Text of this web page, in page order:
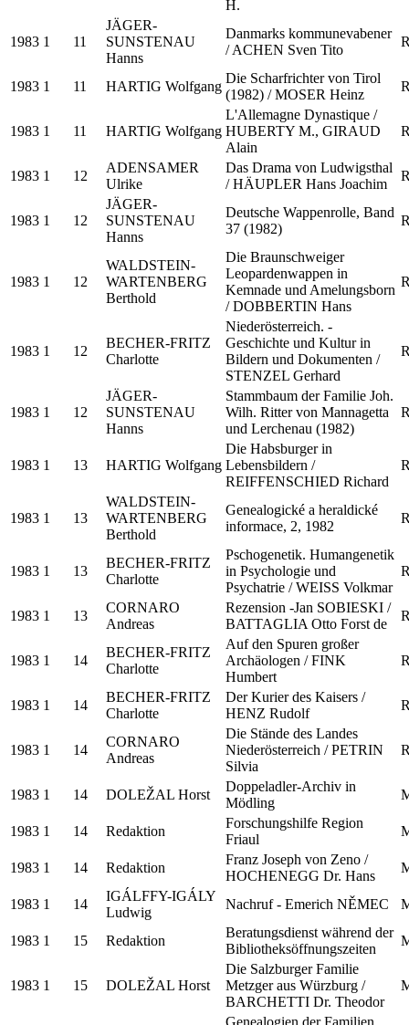
H.
1983 1 11
JÄGER-
SUNSTENAU
Hanns
Danmarks kommunevabener
/ ACHEN Sven Tito
1983 1 11 HARTIG Wolfgang
Die Scharfrichter von Tirol
(1982) / MOSER Heinz
1983 1 11 HARTIG Wolfgang
L'Allemagne Dynastique /
HUBERTY M., GIRAUD
Alain
1983 1 12
ADENSAMER
Ulrike
Das Drama von Ludwigsthal
/ HÄUPLER Hans Joachim
1983 1 12
JÄGER-
SUNSTENAU
Hanns
Deutsche Wappenrolle, Band
37 (1982)
1983 1 12
WALDSTEIN-
WARTENBERG
Berthold
Die Braunschweiger
Leopardenwappen in
Kemnade und Amelungsborn
/ DOBBERTIN Hans
1983 1 12
BECHER-FRITZ
Charlotte
Niederösterreich. -
Geschichte und Kultur in
Bildern und Dokumenten /
STENZEL Gerhard
1983 1 12
JÄGER-
SUNSTENAU
Hanns
Stammbaum der Familie Joh.
Wilh. Ritter von Mannagetta
und Lerchenau (1982)
1983 1 13 HARTIG Wolfgang
Die Habsburger in
Lebensbildern /
REIFFENSCHIED Richard
1983 1 13
WALDSTEIN-
WARTENBERG
Berthold
Genealogické a heraldické
informace, 2, 1982
1983 1 13
BECHER-FRITZ
Charlotte
Pschogenetik. Humangenetik
in Psychologie und
Psychatrie / WEISS Volkmar
1983 1 13
CORNARO
Andreas
Rezension -Jan SOBIESKI /
BATTAGLIA Otto Forst de
1983 1 14
BECHER-FRITZ
Charlotte
Auf den Spuren großer
Archäologen / FINK
Humbert
1983 1 14
BECHER-FRITZ
Charlotte
Der Kurier des Kaisers /
HENZ Rudolf
1983 1 14
CORNARO
Andreas
Die Stände des Landes
Niederösterreich / PETRIN
Silvia
1983 1 14 DOLEŽAL Horst
Doppeladler-Archiv in
Mödling
1983 1 14 Redaktion
Forschungshilfe Region
Friaul
1983 1 14 Redaktion
Franz Joseph von Zeno /
HOCHENEGG Dr. Hans
1983 1 14
IGÁLFFY-IGÁLY
Ludwig
Nachruf - Emerich NĚMEC
1983 1 15 Redaktion
Beratungsdienst während der
Bibliotheksöffnungszeiten
1983 1 15 DOLEŽAL Horst
Die Salzburger Familie
Metzger aus Würzburg /
BARCHETTI Dr. Theodor